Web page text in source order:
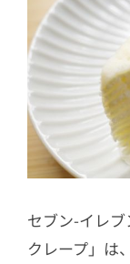
セブン-イレ
クレープ」は